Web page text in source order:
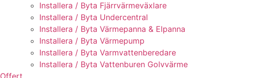
Installera / Byta Fjärrvärmeväxlare
Installera / Byta Undercentral
Installera / Byta Värmepanna & Elpanna
Installera / Byta Värmepump
Installera / Byta Varmvattenberedare
Installera / Byta Vattenburen Golvvärme
Offert